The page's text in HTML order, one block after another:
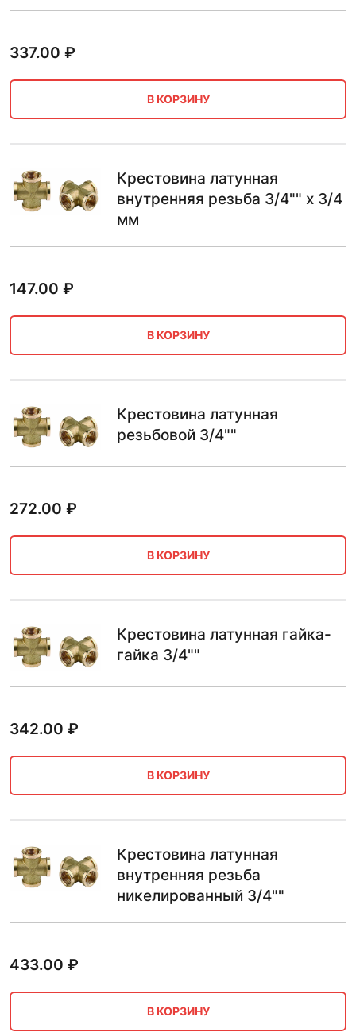
337.00 ₽
В КОРЗИНУ
Крестовина латунная
внутренняя резьба 3/4"" х 3/4
мм
147.00 ₽
В КОРЗИНУ
Крестовина латунная
резьбовой 3/4""
272.00 ₽
В КОРЗИНУ
Крестовина латунная гайка-
гайка 3/4""
342.00 ₽
В КОРЗИНУ
Крестовина латунная
внутренняя резьба
никелированный 3/4""
433.00 ₽
В КОРЗИНУ